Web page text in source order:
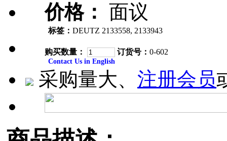
价格： 面议
标签： DEUTZ 2133558, 2133943
购买数量： 订货号： 0-602
Contact Us in English
采购量大、 注册会员